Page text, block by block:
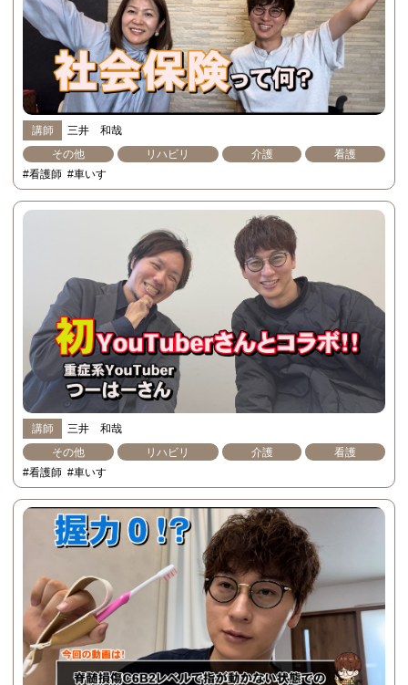
講師
三井 和哉
その他
リハビリ 介護
看護
#看護師 #車いす
講師
三井 和哉
その他
リハビリ 介護
看護
#看護師 #車いす